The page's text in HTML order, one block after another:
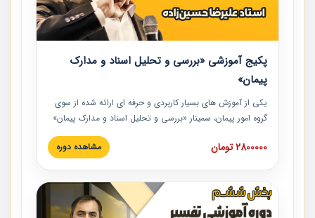
پکیج آموزشی «بررسی و تحلیل اسناد و مدارک
پیمان»
یکی از آموزش‏‏‏‏‏‏ های بسیار کاربردی و حرفه‏ ای ارائه شده از سوی
گروه امور پیمان، سمینار «بررسی و تحلیل اسناد و مدارک پیمان»
است که در دانشگاه صنعتی شریف ارائه شد. در این آموزش
نکات کلیدی مربوط به اسناد و مدارک پیمان، اولویت بندی اسناد
پیمان به همراه تجربیات عملی در این خصوص ارائه شده است.
2800000 تومان مشاهده دوره